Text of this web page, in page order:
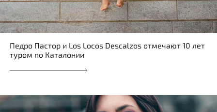
Педро Пастор и Los Locos Descalzos отмечают 10 лет
туром по Каталонии